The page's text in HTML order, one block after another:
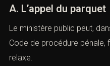
pénale ? Guide
A. L’appel du parquet
Le ministère public peut,